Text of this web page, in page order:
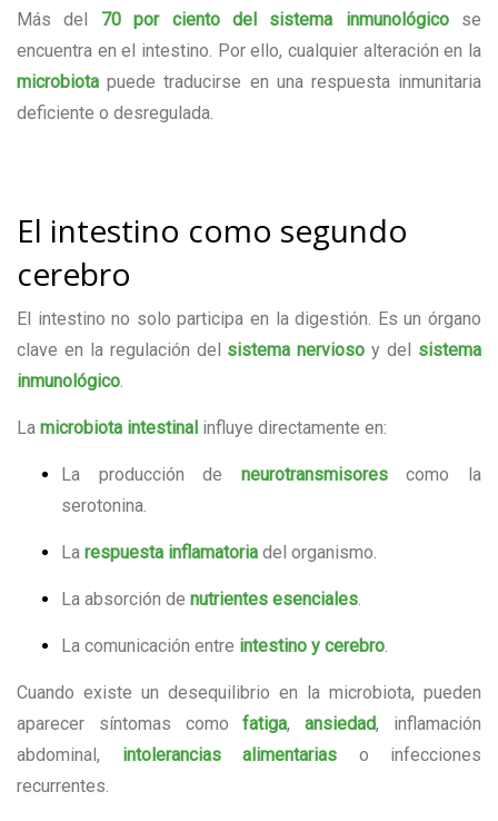
Más del 70 por ciento del sistema inmunológicose
encuentra en el intestino. Por ello, cualquier alteración en la
microbiota puede traducirse en una respuesta inmunitaria
deficiente o desregulada.
El intestino como segundo
cerebro
El intestino no solo participa en la digestión. Es un órgano
clave en la regulación del sistema nervioso y del sistema
inmunológico.
La microbiota intestinal influye directamente en:
La producción de neurotransmisorescomo la
serotonina.
La respuesta inflamatoria del organismo.
La absorción de nutrientes esenciales.
La comunicación entre intestino y cerebro.
Cuando existe un desequilibrio en la microbiota, pueden
aparecer síntomas comofatiga,ansiedad, inflamación
abdominal, intolerancias alimentarias o infecciones
recurrentes.